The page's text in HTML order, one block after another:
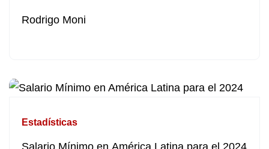
Rodrigo Moni
Estadísticas